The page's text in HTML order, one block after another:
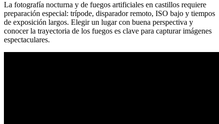
La fotografía nocturna y de fuegos artificiales en castillos requiere
preparación especial: trípode, disparador remoto, ISO bajo y tiempos
de exposición largos. Elegir un lugar con buena perspectiva y
conocer la trayectoria de los fuegos es clave para capturar imágenes
espectaculares.